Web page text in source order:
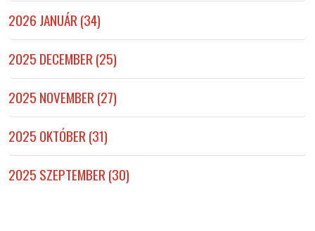
2026 JANUÁR (34)
2025 DECEMBER (25)
2025 NOVEMBER (27)
2025 OKTÓBER (31)
2025 SZEPTEMBER (30)